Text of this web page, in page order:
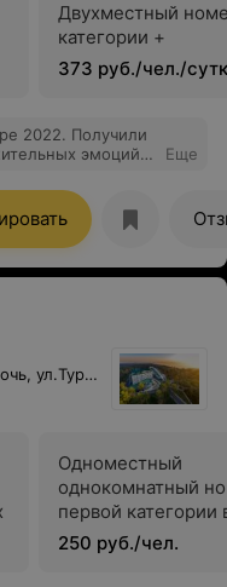
Двухместный
категории +
373 руб./чел./
2022. Получили
эмоций!
также на
условия для
кухня.
Еще
Нарочь к.п., Мядельский р-н, к.п.Нарочь, ул.Туристская, 14
Одноместный
однокомнатный
первой категории
250 руб./чел.